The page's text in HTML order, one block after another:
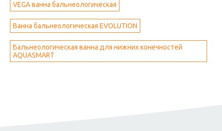
VEGA ванна бальнеологическая
Ванна бальнеологическая EVOLUTION
Бальнеологическая ванна для нижних конечностей
AQUASMART